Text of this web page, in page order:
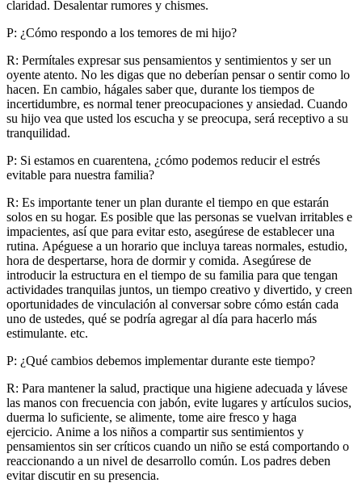
claridad. Desalentar rumores y chismes.
P: ¿Cómo respondo a los temores de mi hijo?
R: Permítales expresar sus pensamientos y sentimientos y ser un
oyente atento. No les digas que no deberían pensar o sentir como lo
hacen. En cambio, hágales saber que, durante los tiempos de
incertidumbre, es normal tener preocupaciones y ansiedad. Cuando
su hijo vea que usted los escucha y se preocupa, será receptivo a su
tranquilidad.
P: Si estamos en cuarentena, ¿cómo podemos reducir el estrés
evitable para nuestra familia?
R: Es importante tener un plan durante el tiempo en que estarán
solos en su hogar. Es posible que las personas se vuelvan irritables e
impacientes, así que para evitar esto, asegúrese de establecer una
rutina. Apéguese a un horario que incluya tareas normales, estudio,
hora de despertarse, hora de dormir y comida. Asegúrese de
introducir la estructura en el tiempo de su familia para que tengan
actividades tranquilas juntos, un tiempo creativo y divertido, y creen
oportunidades de vinculación al conversar sobre cómo están cada
uno de ustedes, qué se podría agregar al día para hacerlo más
estimulante. etc.
P: ¿Qué cambios debemos implementar durante este tiempo?
R: Para mantener la salud, practique una higiene adecuada y lávese
las manos con frecuencia con jabón, evite lugares y artículos sucios,
duerma lo suficiente, se alimente, tome aire fresco y haga
ejercicio. Anime a los niños a compartir sus sentimientos y
pensamientos sin ser críticos cuando un niño se está comportando o
reaccionando a un nivel de desarrollo común. Los padres deben
evitar discutir en su presencia.